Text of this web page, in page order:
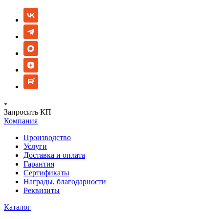
Запросить КП
Компания
Производство
Услуги
Доставка и оплата
Гарантия
Сертификаты
Награды, благодарности
Реквизиты
Каталог